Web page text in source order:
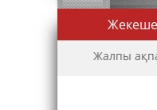
Жекеше
Жалпы